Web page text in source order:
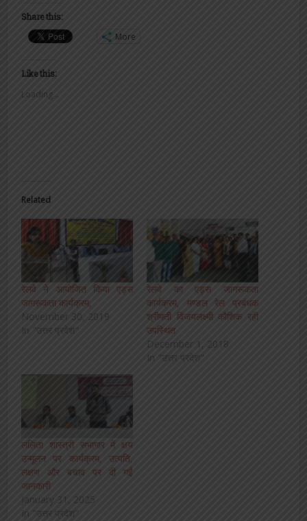
Share this:
More
Like this:
Loading...
Related
रेलवे ने आयोजित किया एड्स
जागरूकता कार्यक्रम,
November 30, 2019
In "उत्तर प्रदेश"
रेलवे का एड्स जागरूकता
कार्यक्रम, मण्डल रेल प्रबंधक
श्रीमती विजयलक्ष्मी कौशिक रही
उपस्थित
December 1, 2018
In "उत्तर प्रदेश"
ललिता शास्त्री सभागार में क्षय
उन्मूलन पर कार्यक्रम, उत्पति,
लक्षण और बचाव पर दी गईं
जानकारी
January 31, 2025
In "उत्तर प्रदेश"